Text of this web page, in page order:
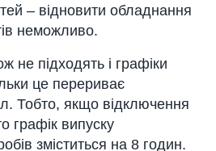
– відновити обладнання
неможливо.
не підходять і графіки
це перериває
Тобто, якщо відключення
графік випуску
зміститься на 8 годин.